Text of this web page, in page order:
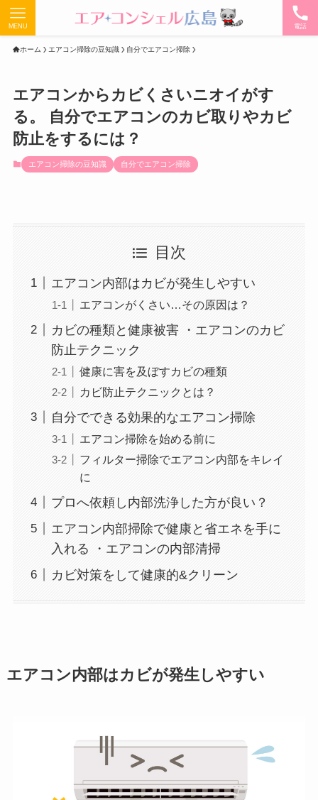
電話
MENU
ホーム エアコン掃除の豆知識 自分でエアコン掃除
エアコンからカビくさいニオイがす
る。 自分でエアコンのカビ取りやカビ
防止をするには？
エアコン掃除の豆知識 自分でエアコン掃除
目次
エアコン内部はカビが発生しやすい
エアコンがくさい…その原因は？
カビの種類と健康被害 ・エアコンのカビ
防止テクニック
健康に害を及ぼすカビの種類
カビ防止テクニックとは？
自分でできる効果的なエアコン掃除
エアコン掃除を始める前に
フィルター掃除でエアコン内部をキレイ
に
プロへ依頼し内部洗浄した方が良い？
エアコン内部掃除で健康と省エネを手に
入れる ・エアコンの内部清掃
カビ対策をして健康的&クリーン
エアコン内部はカビが発生しやすい